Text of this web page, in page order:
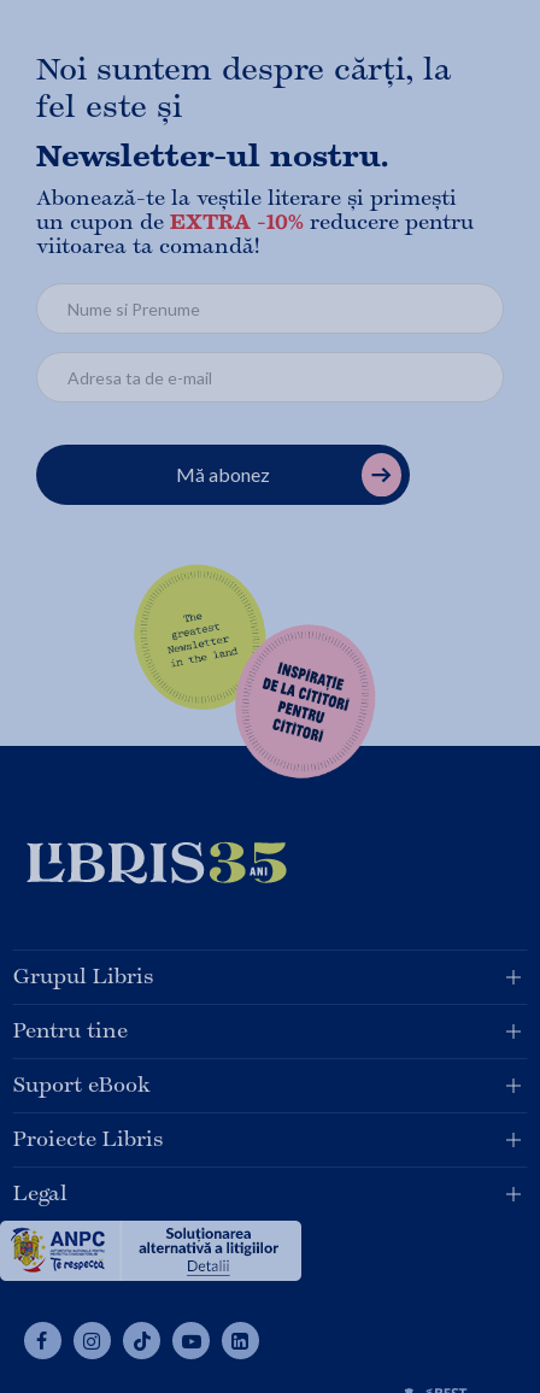
Noi suntem despre cărți, la
fel este și
Newsletter-ul nostru.
Abonează-te la veștile literare și primești
un cupon de EXTRA -10% reducere pentru
viitoarea ta comandă!
Mă abonez
Grupul Libris
Pentru tine
Suport eBook
Proiecte Libris
Legal